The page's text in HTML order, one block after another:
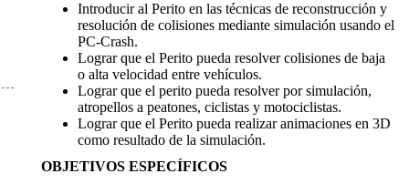
Introducir al Perito en las técnicas de reconstrucción y
resolución de colisiones mediante simulación usando el
PC-Crash.
Lograr que el Perito pueda resolver colisiones de baja
o alta velocidad entre vehículos.
Lograr que el perito pueda resolver por simulación,
atropellos a peatones, ciclistas y motociclistas.
Lograr que el Perito pueda realizar animaciones en 3D
como resultado de la simulación.
OBJETIVOS ESPECÍFICOS